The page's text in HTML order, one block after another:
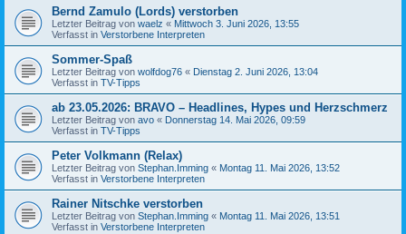
Bernd Zamulo (Lords) verstorben
Letzter Beitrag von waelz « Mittwoch 3. Juni 2026, 13:55
Verfasst in Verstorbene Interpreten
Sommer-Spaß
Letzter Beitrag von wolfdog76 « Dienstag 2. Juni 2026, 13:04
Verfasst in TV-Tipps
ab 23.05.2026: BRAVO – Headlines, Hypes und Herzschmerz
Letzter Beitrag von avo « Donnerstag 14. Mai 2026, 09:59
Verfasst in TV-Tipps
Peter Volkmann (Relax)
Letzter Beitrag von Stephan.Imming « Montag 11. Mai 2026, 13:52
Verfasst in Verstorbene Interpreten
Rainer Nitschke verstorben
Letzter Beitrag von Stephan.Imming « Montag 11. Mai 2026, 13:51
Verfasst in Verstorbene Interpreten